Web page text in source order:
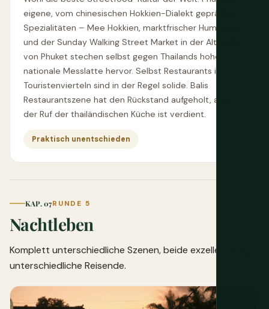
eigene, vom chinesischen Hokkien-Dialekt geprägte
Spezialitäten – Mee Hokkien, marktfrischer Hummer –
und der Sunday Walking Street Market in der Altstadt
von Phuket stechen selbst gegen Thailands hohe
nationale Messlatte hervor. Selbst Restaurants in
Touristenvierteln sind in der Regel solide. Balis
Restaurantszene hat den Rückstand aufgeholt, aber
der Ruf der thailändischen Küche ist verdient.
Praktisch unentschieden
KAP. 07RUNDE 5
Nachtleben
Komplett unterschiedliche Szenen, beide exzellent – für
unterschiedliche Reisende.